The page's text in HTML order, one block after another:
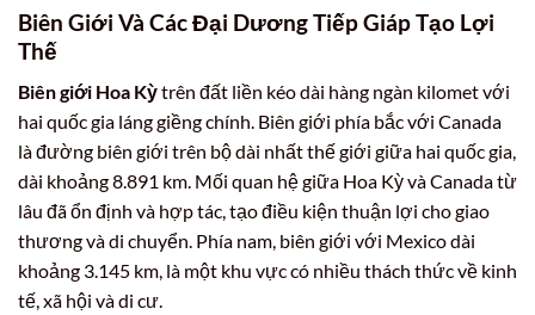
Biên Giới Và Các Đại Dương Tiếp Giáp Tạo Lợi
Thế
Biên giới Hoa Kỳtrên đất liền kéo dài hàng ngàn kilomet với
hai quốc gia láng giềng chính. Biên giới phía bắc với Canada
là đường biên giới trên bộ dài nhất thế giới giữa hai quốc gia,
dài khoảng 8.891 km. Mối quan hệ giữa Hoa Kỳ và Canada từ
lâu đã ổn định và hợp tác, tạo điều kiện thuận lợi cho giao
thương và di chuyển. Phía nam, biên giới với Mexico dài
khoảng 3.145 km, là một khu vực có nhiều thách thức về kinh
tế, xã hội và di cư.